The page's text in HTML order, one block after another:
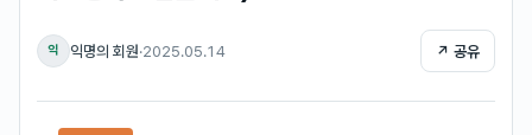
익 익명의 회원·2025.05.14 ↗ 공유